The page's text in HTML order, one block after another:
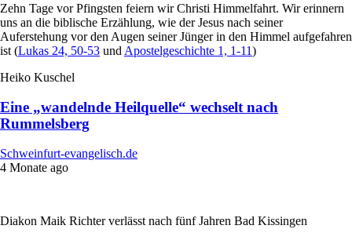
Zehn Tage vor Pfingsten feiern wir Christi Himmelfahrt. Wir erinnern
uns an die biblische Erzählung, wie der Jesus nach seiner
Auferstehung vor den Augen seiner Jünger in den Himmel aufgefahren
ist (Lukas 24, 50-53 und Apostelgeschichte 1, 1-11)
Heiko Kuschel
Eine „wandelnde Heilquelle“ wechselt nach
Rummelsberg
Schweinfurt-evangelisch.de
4 Monate ago
Diakon Maik Richter verlässt nach fünf Jahren Bad Kissingen